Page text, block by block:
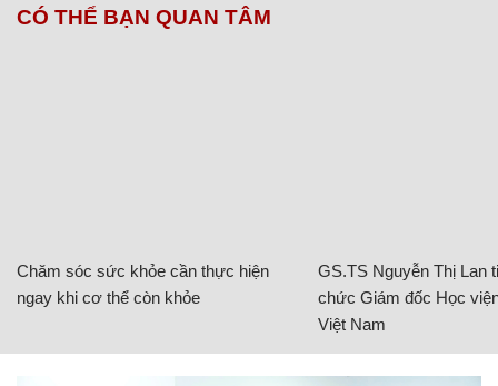
CÓ THỂ BẠN QUAN TÂM
Chăm sóc sức khỏe cần thực hiện
ngay khi cơ thể còn khỏe
GS.TS Nguyễn Thị Lan
chức Giám đốc Học
Việt Nam